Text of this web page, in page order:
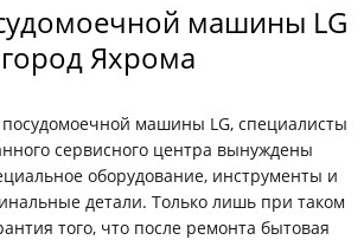
машины LG
город Яхрома
машины LG, специалисты
сервисного центра вынуждены
оборудование, инструменты и
детали. Только лишь при таком
того, что после ремонта бытовая